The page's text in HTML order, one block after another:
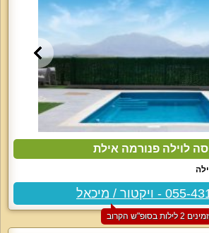
לוילה פנורמה אילת
ויקטור / מיכאל